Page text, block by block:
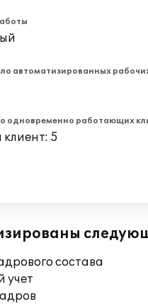
автоматизированных
одновременно работающих
5
состава
учет